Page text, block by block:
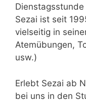
Sezai ist seit
vielseitig in
Atemübungen,
usw.)
Erlebt Sezai ab
bei uns in den